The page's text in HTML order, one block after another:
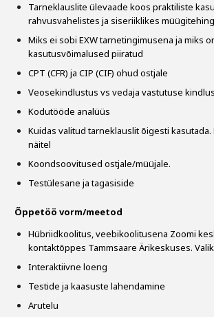
Tarneklauslite ülevaade koos praktiliste
rahvusvahelistes ja siseriiklikes
Miks ei sobi EXW tarnetingimusena ja miks
kasutusvõimalused piiratud
CPT (CFR) ja CIP (CIF) ohud ostjale
Veosekindlustus vs vedaja vastutuse
Kodutööde analüüs
Kuidas valitud tarneklauslit õigesti kasutada.
näitel
Koondsoovitused ostjale/müüjale.
Testülesane ja tagasiside
Õppetöö vorm/meetod
Hübriidkoolitus, veebikoolitusena Zoomi
kontaktõppes Tammsaare Ärikeskuses.
Interaktiivne loeng
Testide ja kaasuste lahendamine
Arutelu